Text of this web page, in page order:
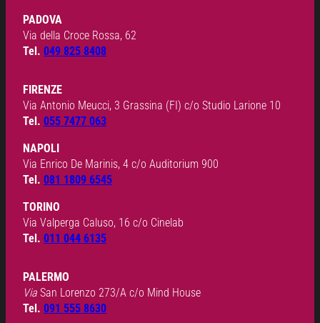
PADOVA
Via della Croce Rossa, 62
Tel. 049 825 8408
FIRENZE
Via Antonio Meucci, 3 Grassina (FI) c/o Studio Larione 10
Tel. 055 7477 063
NAPOLI
Via Enrico De Marinis, 4 c/o Auditorium 900
Tel. 081 1809 6545
TORINO
Via Valperga Caluso, 16 c/o Cinelab
Tel. 011 044 6135
PALERMO
Via San Lorenzo 273/A c/o Mind House
Tel. 091 555 8630